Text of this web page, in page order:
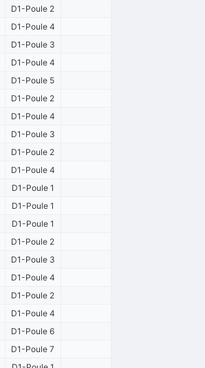
D1-Poule 2
D1-Poule 4
D1-Poule 3
D1-Poule 4
D1-Poule 5
D1-Poule 2
D1-Poule 4
D1-Poule 3
D1-Poule 2
D1-Poule 4
D1-Poule 1
D1-Poule 1
D1-Poule 1
D1-Poule 2
D1-Poule 3
D1-Poule 4
D1-Poule 2
D1-Poule 4
D1-Poule 6
D1-Poule 7